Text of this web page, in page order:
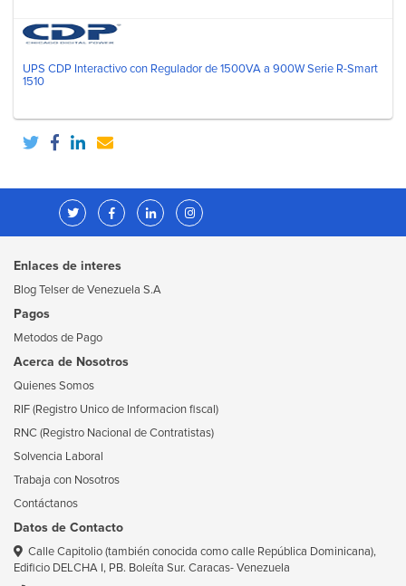
UPS CDP Interactivo con Regulador de 1500VA a 900W Serie R-Smart
1510
Enlaces de interes
Blog Telser de Venezuela S.A
Pagos
Metodos de Pago
Acerca de Nosotros
Quienes Somos
RIF (Registro Unico de Informacion fiscal)
RNC (Registro Nacional de Contratistas)
Solvencia Laboral
Trabaja con Nosotros
Contáctanos
Datos de Contacto
Calle Capitolio (también conocida como calle República Dominicana),
Edificio DELCHA I, PB. Boleíta Sur. Caracas- Venezuela